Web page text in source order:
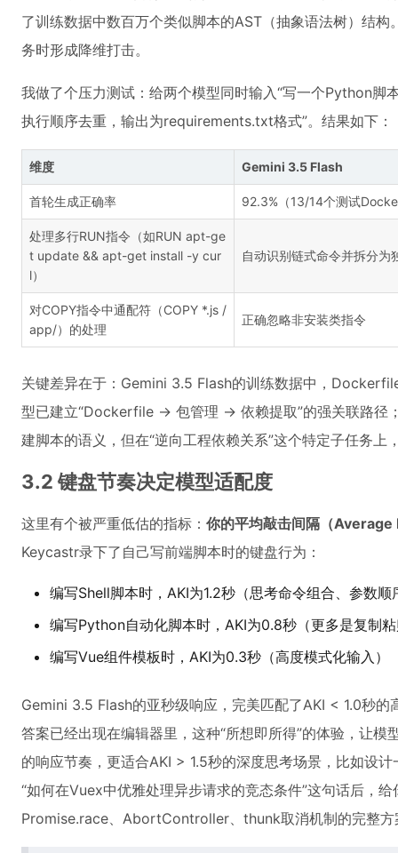
了训练数据中数百万个类似脚本的AST（抽象语法树）结构
务时形成降维打击。
我做了个压力测试：给两个模型同时输入“写一个Python
执行顺序去重，输出为requirements.txt格式”。结果如下：
维度 Gemini 3.5 Flash
首轮生成正确率 92.3%（13/14个测试
处理多行RUN指令（如RUN apt-ge
t update && apt-get install -y cur
l）
自动识别链式命令并拆分为
对COPY指令中通配符（COPY *.js /
app/）的处理
正确忽略非安装类指令
关键差异在于：Gemini 3.5 Flash的训练数据中，
型已建立“Dockerfile → 包管理 → 依赖提取”的强关联路径
建脚本的语义，但在“逆向工程依赖关系”这个特定子任务上
3.2 键盘节奏决定模型适配度
这里有个被严重低估的指标： 你的平均敲击间隔（
Keycastr录下了自己写前端脚本时的键盘行为：
编写Shell脚本时，AKI为1.2秒（思考命令组合、参数顺
编写Python自动化脚本时，AKI为0.8秒（更多是复制
编写Vue组件模板时，AKI为0.3秒（高度模式化输入）
Gemini 3.5 Flash的亚秒级响应，完美匹配了AKI < 1.0秒
答案已经出现在编辑器里，这种“所想即所得”的体验，让
的响应节奏，更适合AKI > 1.5秒的深度思考场景，比如设
“如何在Vuex中优雅处理异步请求的竞态条件”这句话后，
Promise.race、AbortController、thunk取消机制的完整方